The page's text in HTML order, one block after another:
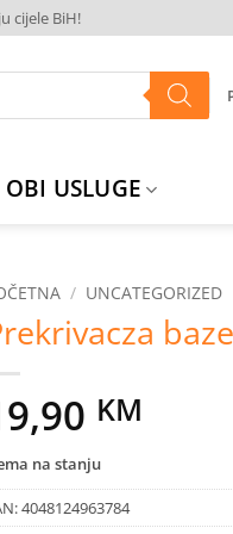
cijele BiH!
OBI USLUGE
/ UNCATEGORIZED
KM
na stanju
4048124963784